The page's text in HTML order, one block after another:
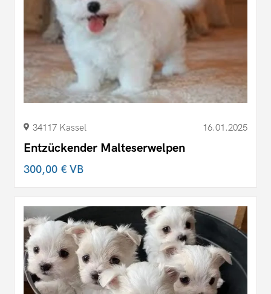
34117 Kassel 16.01.2025
Entzückender Malteserwelpen
300,00 €VB